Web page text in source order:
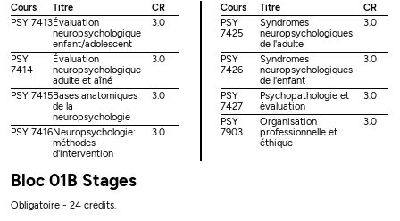
Cours
Titre
CR
PSY 7413Évaluation
neuropsychologique
enfant/adolescent
3.0
PSY
7414
Évaluation
neuropsychologique
adulte et aîné
3.0
PSY 7415Bases anatomiques
de la
neuropsychologie
3.0
PSY 7416Neuropsychologie:
méthodes
d'intervention
3.0
Cours Titre
CR
PSY
7425
Syndromes
neuropsychologiques
de l'adulte
3.0
PSY
7426
Syndromes
neuropsychologiques
de l'enfant
3.0
PSY
7427
Psychopathologie et
évaluation
3.0
PSY
7903
Organisation
professionnelle et
éthique
3.0
Bloc 01B Stages
Obligatoire - 24 crédits.